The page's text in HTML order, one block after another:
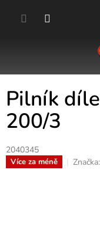
Pilník
200/3
2040345
Více za méně Značka: